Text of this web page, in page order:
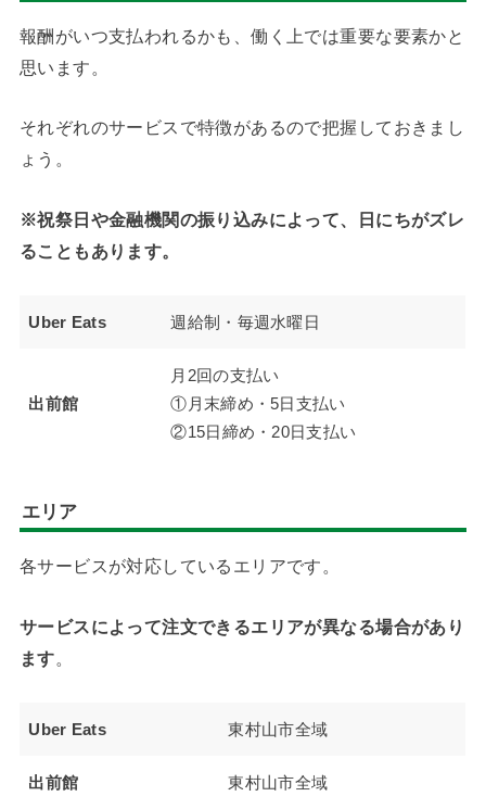
報酬がいつ支払われるかも、働く上では重要な要素かと
思います。
それぞれのサービスで特徴があるので把握しておきまし
ょう。
※祝祭日や金融機関の振り込みによって、日にちがズレ
ることもあります。
Uber Eats 週給制・毎週水曜日
出前館
月2回の支払い
①月末締め・5日支払い
②15日締め・20日支払い
エリア
各サービスが対応しているエリアです。
サービスによって注文できるエリアが異なる場合があり
ます。
Uber Eats 東村山市全域
出前館 東村山市全域